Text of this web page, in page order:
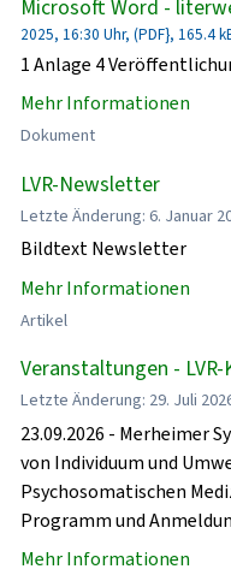
Microsoft Word -
2025, 16:30 Uhr, (PDF}, 165.4
1 Anlage 4
Mehr Informationen
Dokument
LVR-Newsletter
Letzte Änderung: 6. Januar
Bildtext Newsletter
Mehr Informationen
Artikel
Veranstaltungen -
Letzte Änderung: 29. Juli
23.09.2026 - Merheimer
von Individuum und
Psychosomatischen
Programm und
Mehr Informationen